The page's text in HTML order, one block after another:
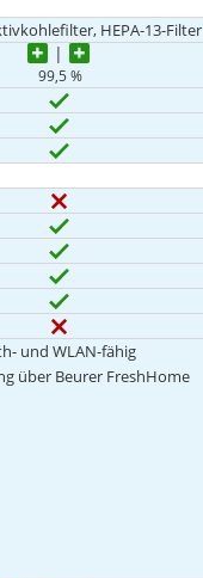
HEPA-13-Filter
99,5 %
und WLAN-fähig
über Beurer FreshHome